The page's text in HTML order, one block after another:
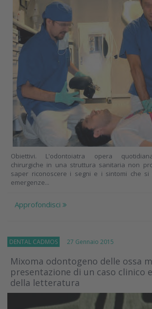
Obiettivi. L'odontoiatra opera
chirurgiche in una struttura sanitaria non
saper riconoscere i segni e i sintomi che si
emergenze...
Approfondisci
DENTAL CADMOS 27 Gennaio 2015
Mixoma odontogeno delle ossa
presentazione di un caso clinico
della letteratura